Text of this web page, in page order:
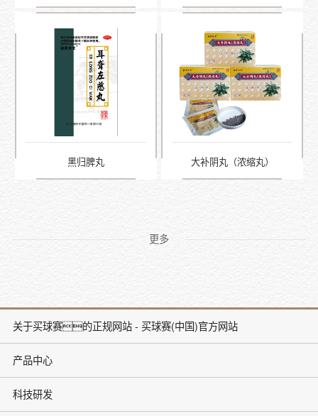
黑归脾丸 大补阴丸（浓缩丸）
更多
关于买球赛的正规网站 - 买球赛(中国)官方网站
产品中心
科技研发